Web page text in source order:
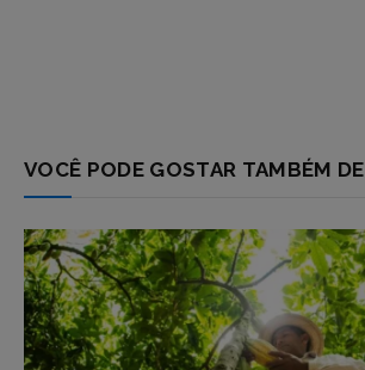
VOCÊ PODE GOSTAR TAMBÉM DE